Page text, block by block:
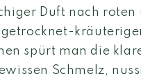
Duft nach roten
spürt man die
Schmelz,